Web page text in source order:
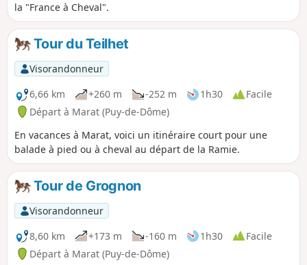
la "France à Cheval".
Tour du Teilhet
Visorandonneur
6,66 km
+260 m -252 m 1h30
Facile
Départ à Marat (Puy-de-Dôme)
En vacances à Marat, voici un itinéraire court pour une
balade à pied ou à cheval au départ de la Ramie.
Tour de Grognon
Visorandonneur
8,60 km
+173 m -160 m 1h30
Facile
Départ à Marat (Puy-de-Dôme)